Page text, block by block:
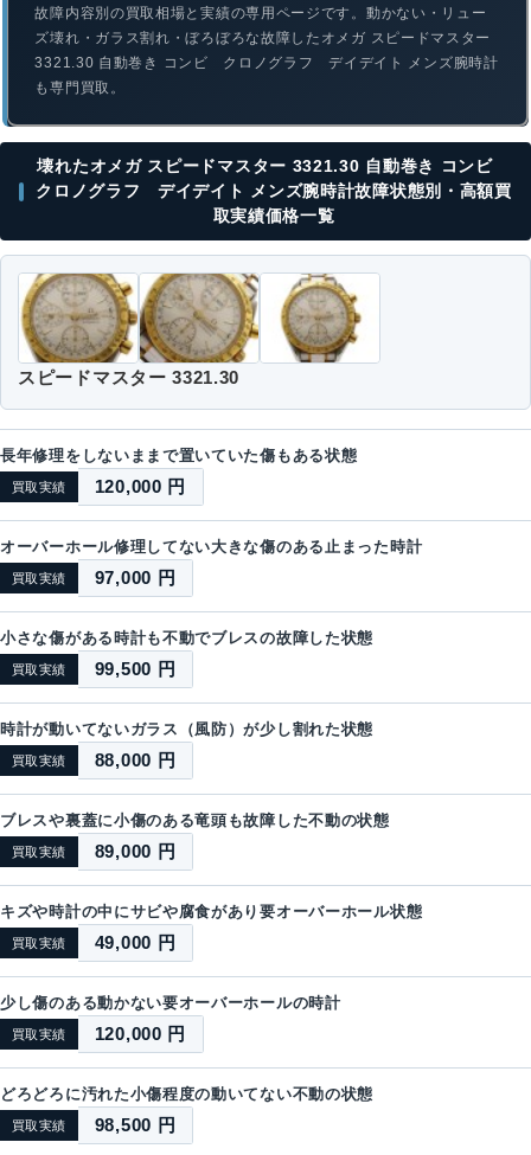
故障内容別の買取相場と実績の専用ページです。動かない・リュー
ズ壊れ・ガラス割れ・ぼろぼろな故障したオメガ スピードマスター
3321.30 自動巻き コンビ クロノグラフ デイデイト メンズ腕時計
も専門買取。
壊れたオメガ スピードマスター 3321.30 自動巻き コンビ
クロノグラフ デイデイト メンズ腕時計故障状態別・高額買
取実績価格一覧
スピードマスター 3321.30
長年修理をしないままで置いていた傷もある状態
買取実績 120,000 円
オーバーホール修理してない大きな傷のある止まった時計
買取実績 97,000 円
小さな傷がある時計も不動でブレスの故障した状態
買取実績 99,500 円
時計が動いてないガラス（風防）が少し割れた状態
買取実績 88,000 円
ブレスや裏蓋に小傷のある竜頭も故障した不動の状態
買取実績 89,000 円
キズや時計の中にサビや腐食があり要オーバーホール状態
買取実績 49,000 円
少し傷のある動かない要オーバーホールの時計
買取実績 120,000 円
どろどろに汚れた小傷程度の動いてない不動の状態
買取実績 98,500 円